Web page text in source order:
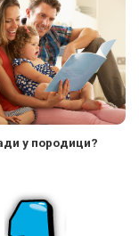
у породици?